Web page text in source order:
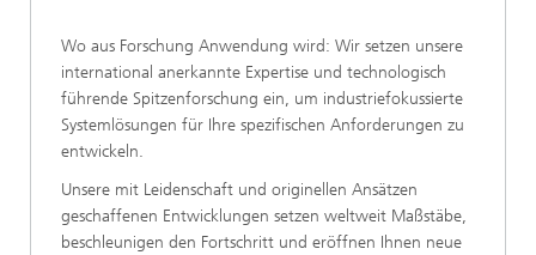
Wo aus Forschung Anwendung wird: Wir setzen unsere
international anerkannte Expertise und technologisch
führende Spitzenforschung ein, um industriefokussierte
Systemlösungen für Ihre spezifischen Anforderungen zu
entwickeln.
Unsere mit Leidenschaft und originellen Ansätzen
geschaffenen Entwicklungen setzen weltweit Maßstäbe,
beschleunigen den Fortschritt und eröffnen Ihnen neue